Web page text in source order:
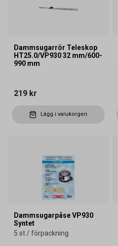
Dammsugarrör Teleskop
HT25.0/VP930 32 mm/600-
990 mm
219 kr
Lägg i varukorgen
Dammsugarpåse VP930
Syntet
5 st / förpackning